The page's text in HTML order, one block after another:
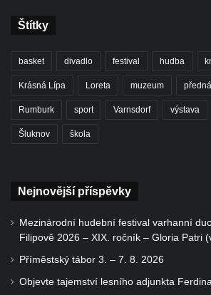
Štítky
basket divadlo festival hudba
Krásná Lípa Loreta muzeum
Rumburk sport Varnsdorf výstava
Šluknov škola
Nejnovější příspěvky
Mezinárodní hudební festival varhanní
Filipově 2026 – XIX. ročník – Gloria Patri
Příměstský tábor 3. – 7. 8. 2026
Objevte tajemství lesního adjunkta